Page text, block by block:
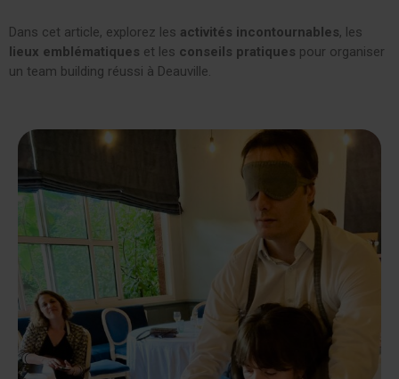
Dans cet article, explorez les activités incontournables, les
lieux emblématiques et les conseils pratiques pour organiser
un team building réussi à Deauville.